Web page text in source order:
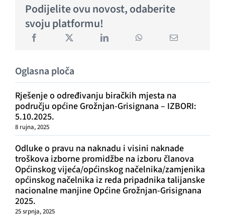
Podijelite ovu novost, odaberite
svoju platformu!
Oglasna ploča
Rješenje o određivanju biračkih mjesta na
području općine Grožnjan-Grisignana – IZBORI:
5.10.2025.
8 rujna, 2025
Odluke o pravu na naknadu i visini naknade
troškova izborne promidžbe na izboru članova
Općinskog vijeća/općinskog načelnika/zamjenika
općinskog načelnika iz reda pripadnika talijanske
nacionalne manjine Općine Grožnjan-Grisignana
2025.
25 srpnja, 2025